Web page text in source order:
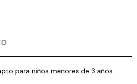
para niños menores de 3 años.